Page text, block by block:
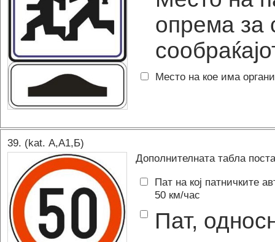
опрема за
Место на кое има
39. (kat. А,A1,Б)
Дополнителната табла
Пат на кој патничките
50 км/час
Пат,